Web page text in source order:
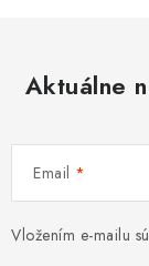
Aktuálne
Email
Vložením e-mailu